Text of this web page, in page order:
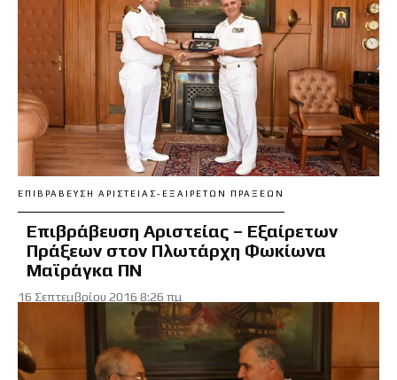
ΕΠΙΒΡΆΒΕΥΣΗ ΑΡΙΣΤΕΊΑΣ-ΕΞΑΊΡΕΤΩΝ ΠΡΆΞΕΩΝ
Επιβράβευση Αριστείας – Εξαίρετων
Πράξεων στον Πλωτάρχη Φωκίωνα
Μαϊράγκα ΠΝ
16 Σεπτεμβρίου 2016 8:26 πμ